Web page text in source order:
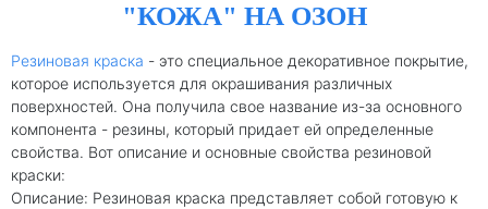
"КОЖА" НА ОЗОН
Резиновая краска - это специальное декоративное покрытие,
которое используется для окрашивания различных
поверхностей. Она получила свое название из-за основного
компонента - резины, который придает ей определенные
свойства. Вот описание и основные свойства резиновой
краски:
Описание: Резиновая краска представляет собой готовую к